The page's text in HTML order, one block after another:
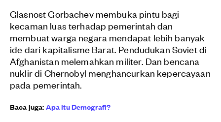
Glasnost Gorbachev membuka pintu bagi
kecaman luas terhadap pemerintah dan
membuat warga negara mendapat lebih banyak
ide dari kapitalisme Barat. Pendudukan Soviet di
Afghanistan melemahkan militer. Dan bencana
nuklir di Chernobyl menghancurkan kepercayaan
pada pemerintah.
Baca juga:Apa Itu Demografi?